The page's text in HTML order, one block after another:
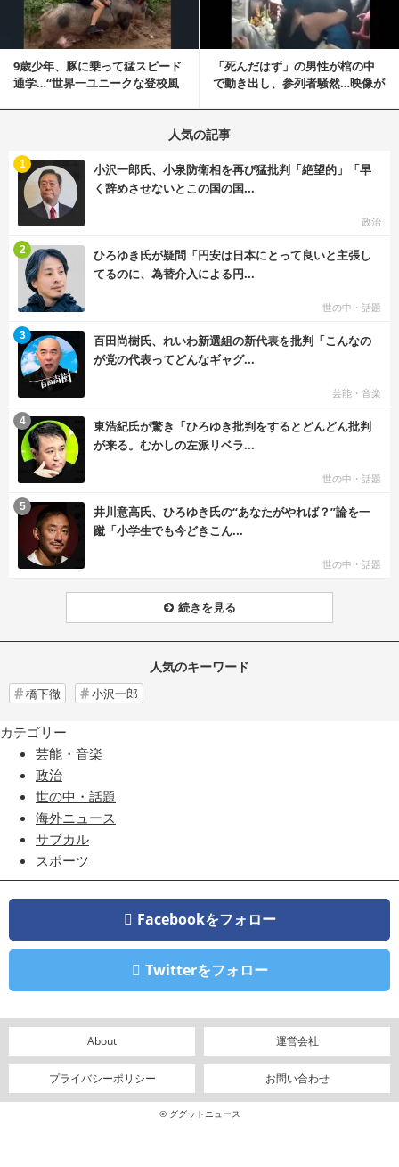
9歳少年、豚に乗って猛スピード
通学…“世界一ユニークな登校風
「死んだはず」の男性が棺の中
で動き出し、参列者騒然…映像が
人気の記事
小沢一郎氏、小泉防衛相を再び猛批判「絶望的」「早
く辞めさせないとこの国の国...
政治
1
ひろゆき氏が疑問「円安は日本にとって良いと主張し
てるのに、為替介入による円...
世の中・話題
2
百田尚樹氏、れいわ新選組の新代表を批判「こんなの
が党の代表ってどんなギャグ...
芸能・音楽
3
東浩紀氏が驚き「ひろゆき批判をするとどんどん批判
が来る。むかしの左派リベラ...
世の中・話題
4
井川意高氏、ひろゆき氏の“あなたがやれば？”論を一
蹴「小学生でも今どきこん...
世の中・話題
5
続きを見る
人気のキーワード
橋下徹 小沢一郎
カテゴリー
芸能・音楽
政治
世の中・話題
海外ニュース
サブカル
スポーツ
Facebookをフォロー
Twitterをフォロー
About 運営会社
プライバシーポリシー お問い合わせ
© ググットニュース